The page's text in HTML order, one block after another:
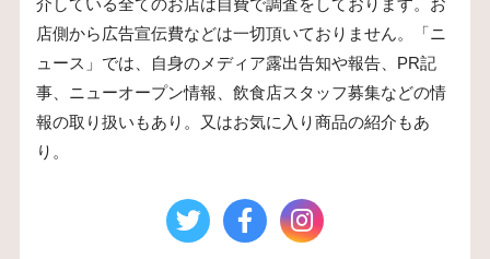
介している全てのお店は自費で調査をしております。お
店側から広告宣伝費などは一切頂いておりません。「ニ
ュース」では、自身のメディア露出告知や報告、PR記
事、ニューオープン情報、飲食店スタッフ募集などの情
報の取り扱いもあり。又はお気に入り商品の紹介もあ
り。